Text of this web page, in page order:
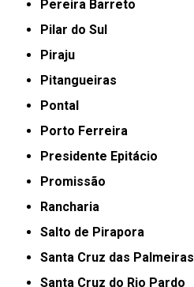
Pereira Barreto
Pilar do Sul
Piraju
Pitangueiras
Pontal
Porto Ferreira
Presidente Epitácio
Promissão
Rancharia
Salto de Pirapora
Santa Cruz das Palmeiras
Santa Cruz do Rio Pardo